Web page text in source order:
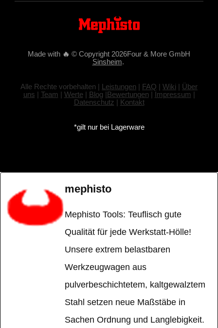
Made with 🔥 © Copyright 2026Four & More GmbH
Sinsheim.
Alle Rechte vorbehalten | Leistungen | FAQ | Wiki | Über
uns | Team | Werte| Blog |Bewertungen | Impressum |
Datenschutz | Kontakt
*gilt nur bei Lagerware
mephisto
Mephisto Tools: Teuflisch gute
Qualität für jede Werkstatt-Hölle!
Unsere extrem belastbaren
Werkzeugwagen aus
pulverbeschichtetem, kaltgewalztem
Stahl setzen neue Maßstäbe in
Sachen Ordnung und Langlebigkeit.